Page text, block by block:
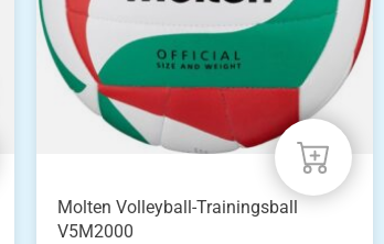
Molten Volleyball-Trainingsball
V5M2000